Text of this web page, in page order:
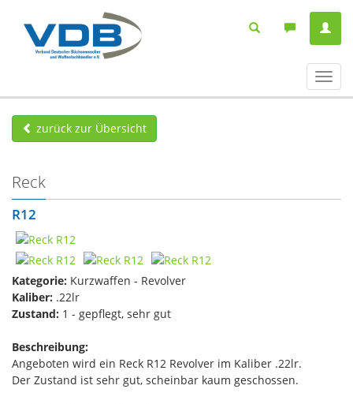
ein-/
zurück zur Übersicht
Reck
R12
Kategorie: Kurzwaffen - Revolver
Kaliber: .22lr
Zustand: 1 - gepflegt, sehr gut
Beschreibung:
Angeboten wird ein Reck R12 Revolver im Kaliber .22lr.
Der Zustand ist sehr gut, scheinbar kaum geschossen.